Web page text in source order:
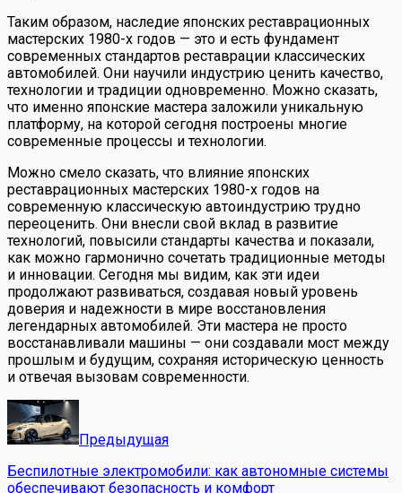
Таким образом, наследие японских реставрационных
мастерских 1980-х годов — это и есть фундамент
современных стандартов реставрации классических
автомобилей. Они научили индустрию ценить качество,
технологии и традиции одновременно. Можно сказать,
что именно японские мастера заложили уникальную
платформу, на которой сегодня построены многие
современные процессы и технологии.
Можно смело сказать, что влияние японских
реставрационных мастерских 1980-х годов на
современную классическую автоиндустрию трудно
переоценить. Они внесли свой вклад в развитие
технологий, повысили стандарты качества и показали,
как можно гармонично сочетать традиционные методы
и инновации. Сегодня мы видим, как эти идеи
продолжают развиваться, создавая новый уровень
доверия и надежности в мире восстановления
легендарных автомобилей. Эти мастера не просто
восстанавливали машины — они создавали мост между
прошлым и будущим, сохраняя историческую ценность
и отвечая вызовам современности.
Предыдущая
Беспилотные электромобили: как автономные системы
обеспечивают безопасность и комфорт